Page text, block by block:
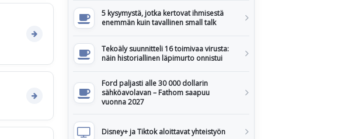
5 kysymystä, jotka kertovat ihmisestä
enemmän kuin tavallinen small talk
Tekoäly suunnitteli 16 toimivaa virusta:
näin historiallinen läpimurto onnistui
Ford paljasti alle 30 000 dollarin
sähköavolavan – Fathom saapuu
vuonna 2027
Disney+ ja Tiktok aloittavat yhteistyön